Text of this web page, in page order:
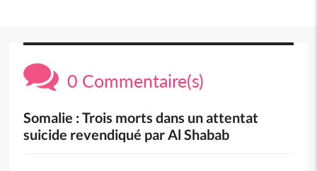
0 Commentaire(s)
Somalie : Trois morts dans un attentat
suicide revendiqué par Al Shabab